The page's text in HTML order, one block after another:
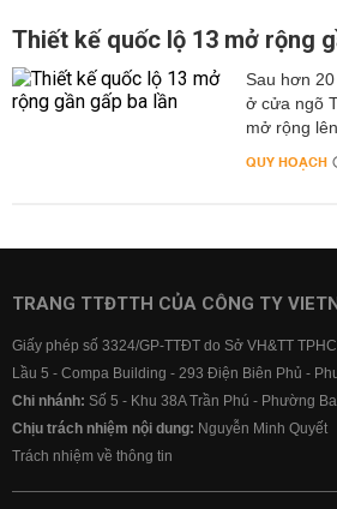
Thiết kế quốc lộ 13 mở rộng
Sau hơn
ở cửa ngõ
mở rộng
QUY HOẠCH
TRANG TTĐTTH CỦA CÔNG TY
Giấy phép số 3324/GP-TTĐT do Sở VH&TT
Lầu 5 - Compa Building - 293 Điện Biên Phủ -
Chi nhánh: Số 5 - Khu 38A Trần Phú - Phường
Chịu trách nhiệm nội dung: Nguyễn Minh Quyết
Trách nhiệm về thông tin